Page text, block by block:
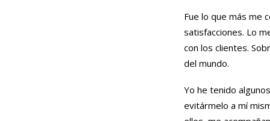
Fue lo que más me
satisfacciones. Lo
con los clientes.
del mundo.
Yo he tenido
evitármelo a mí